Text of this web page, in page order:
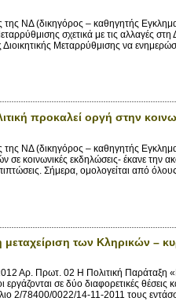
ΝΔ (δικηγόρος – καθηγητής
σχετικά με τις αλλαγές
Μεταρρύθμισης να
προκαλεί οργή στην
ΝΔ (δικηγόρος – καθηγητής
σε κοινωνικές εκδηλώσεις- έκανε
Σήμερα, ομολογείται από
μεταχείριση των Κληρικών –
Αρ. Πρωτ. 02 Η Πολιτική Παράταξη
εργάζονται σε δύο διαφορετικές
2/78400/0022/14-11-2011 τους